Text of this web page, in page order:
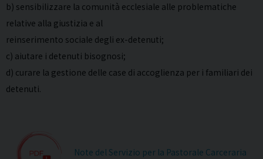
b) sensibilizzare la comunità ecclesiale alle problematiche
relative alla giustizia e al
reinserimento sociale degli ex-detenuti;
c) aiutare i detenuti bisognosi;
d) curare la gestione delle case di accoglienza per i familiari dei
detenuti.
Note del Servizio per la Pastorale Carceraria